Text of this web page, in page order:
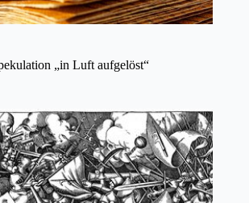
„in Luft aufgelöst“